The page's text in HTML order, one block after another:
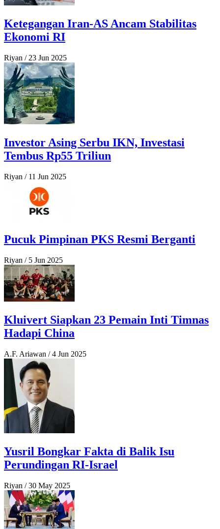
Ketegangan Iran-AS Ancam Stabilitas
Ekonomi RI
Riyan / 23 Jun 2025
Investor Asing Serbu IKN, Investasi
Tembus Rp55 Triliun
Riyan / 11 Jun 2025
Pucuk Pimpinan PKS Resmi Berganti
Riyan / 5 Jun 2025
Kluivert Siapkan 23 Pemain Inti Timnas
Hadapi China
A.F. Ariawan / 4 Jun 2025
Yusril Bongkar Fakta di Balik Isu
Perundingan RI-Israel
Riyan / 30 May 2025